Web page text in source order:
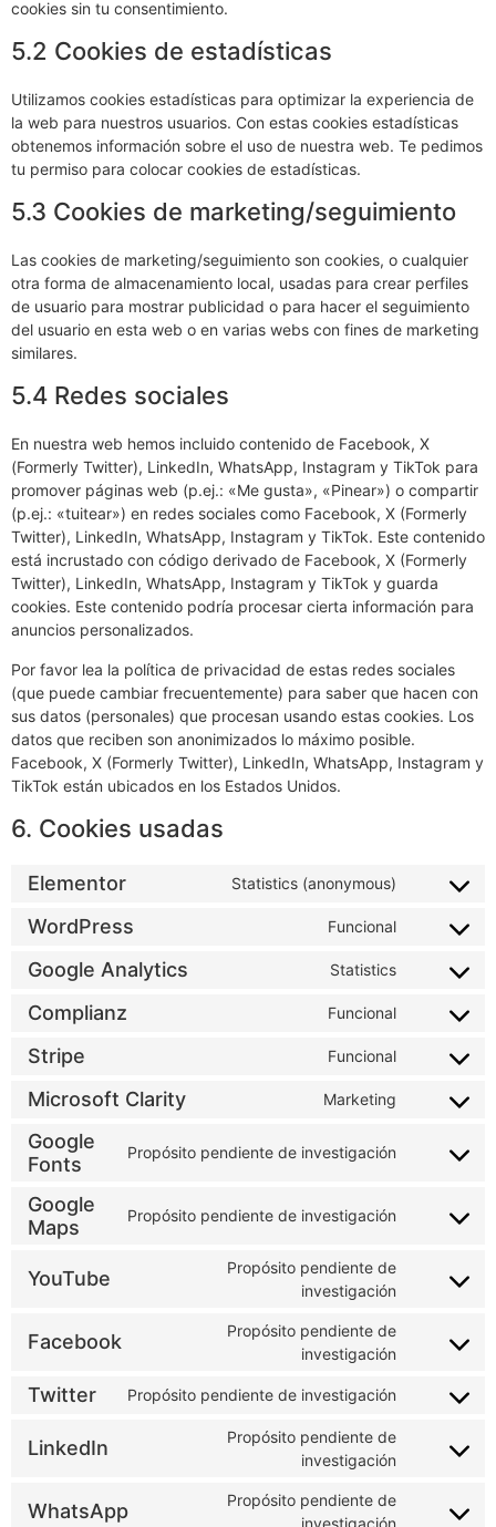
repetidamente la misma información cuando visitas nuestra web
compra hasta que hayas pagado. Podemos colocar estas
5.2 Cookies de estadísticas
Utilizamos cookies estadísticas para optimizar la experiencia de
obtenemos información sobre el uso de nuestra web. Te pedimos
5.3 Cookies de marketing/seguimiento
Las cookies de marketing/seguimiento son cookies, o cualquier
otra forma de almacenamiento local, usadas para crear perfiles
del usuario en esta web o en varias webs con fines de marketing
5.4 Redes sociales
En nuestra web hemos incluido contenido de Facebook, X
(Formerly Twitter), LinkedIn, WhatsApp, Instagram y TikTok para
promover páginas web (p.ej.: «Me gusta», «Pinear») o compartir
(p.ej.: «tuitear») en redes sociales como Facebook, X (Formerly
Twitter), LinkedIn, WhatsApp, Instagram y TikTok. Este contenido
está incrustado con código derivado de Facebook, X (Formerly
cookies. Este contenido podría procesar cierta información para
anuncios personalizados.
Por favor lea la política de privacidad de estas redes sociales
(que puede cambiar frecuentemente) para saber que hacen con
sus datos (personales) que procesan usando estas cookies. Los
Facebook, X (Formerly Twitter), LinkedIn, WhatsApp, Instagram y
6. Cookies usadas
Elementor
WordPress
Google Analytics
Complianz
Stripe
Microsoft Clarity
Google
Fonts
Propósito pendiente de investigación
Google
Propósito pendiente de investigación
YouTube
Propósito pendiente de
investigación
Propósito pendiente de
Propósito pendiente de investigación
LinkedIn
Propósito pendiente de